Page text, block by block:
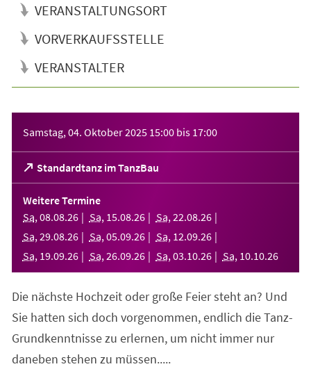
VERANSTALTUNGSORT
VORVERKAUFSSTELLE
VERANSTALTER
Samstag, 04. Oktober 2025 15:00 bis 17:00
Standardtanz im TanzBau
(Öffnet
in
einem
neuen
Tab)
Weitere Termine
Sa, 08.08.26 Sa, 15.08.26 Sa, 22.08.26
Sa, 29.08.26 Sa, 05.09.26 Sa, 12.09.26
Sa, 19.09.26 Sa, 26.09.26 Sa, 03.10.26 Sa, 10.10.26
Die nächste Hochzeit oder große Feier steht an? Und
Sie hatten sich doch vorgenommen, endlich die Tanz-
Grundkenntnisse zu erlernen, um nicht immer nur
daneben stehen zu müssen.....